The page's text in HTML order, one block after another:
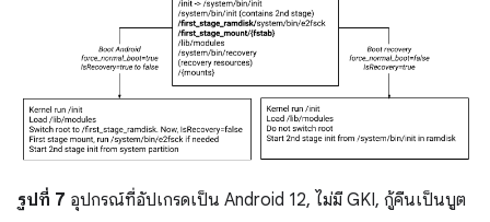
รูปที่ 7 อุปกรณ์ที่อัปเกรดเป็น Android 12, ไม่มี GKI, กู้คืนเป็นบูต